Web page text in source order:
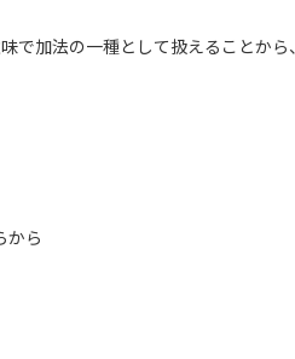
で加法の一種として扱えることから、
から